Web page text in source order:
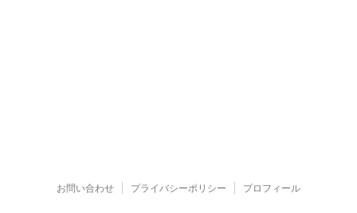
お問い合わせ プライバシーポリシー プロフィール